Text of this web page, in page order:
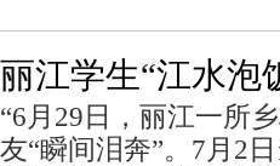
丽江学生“江水泡
“6月29日，丽江一所
友“瞬间泪奔”。7月2